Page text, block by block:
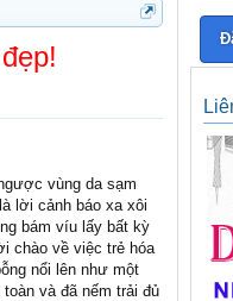
vùng da sạm
lời cảnh báo xa xôi
bám víu lấy bất kỳ
chào về việc trẻ hóa
nổi lên như một
và đã nếm trải đủ